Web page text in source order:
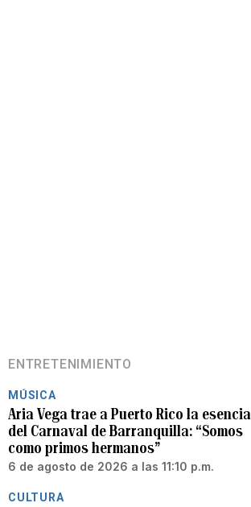
ENTRETENIMIENTO
MÚSICA
Aria Vega trae a Puerto Rico la esencia
del Carnaval de Barranquilla: “Somos
como primos hermanos”
6 de agosto de 2026 a las 11:10 p.m.
CULTURA